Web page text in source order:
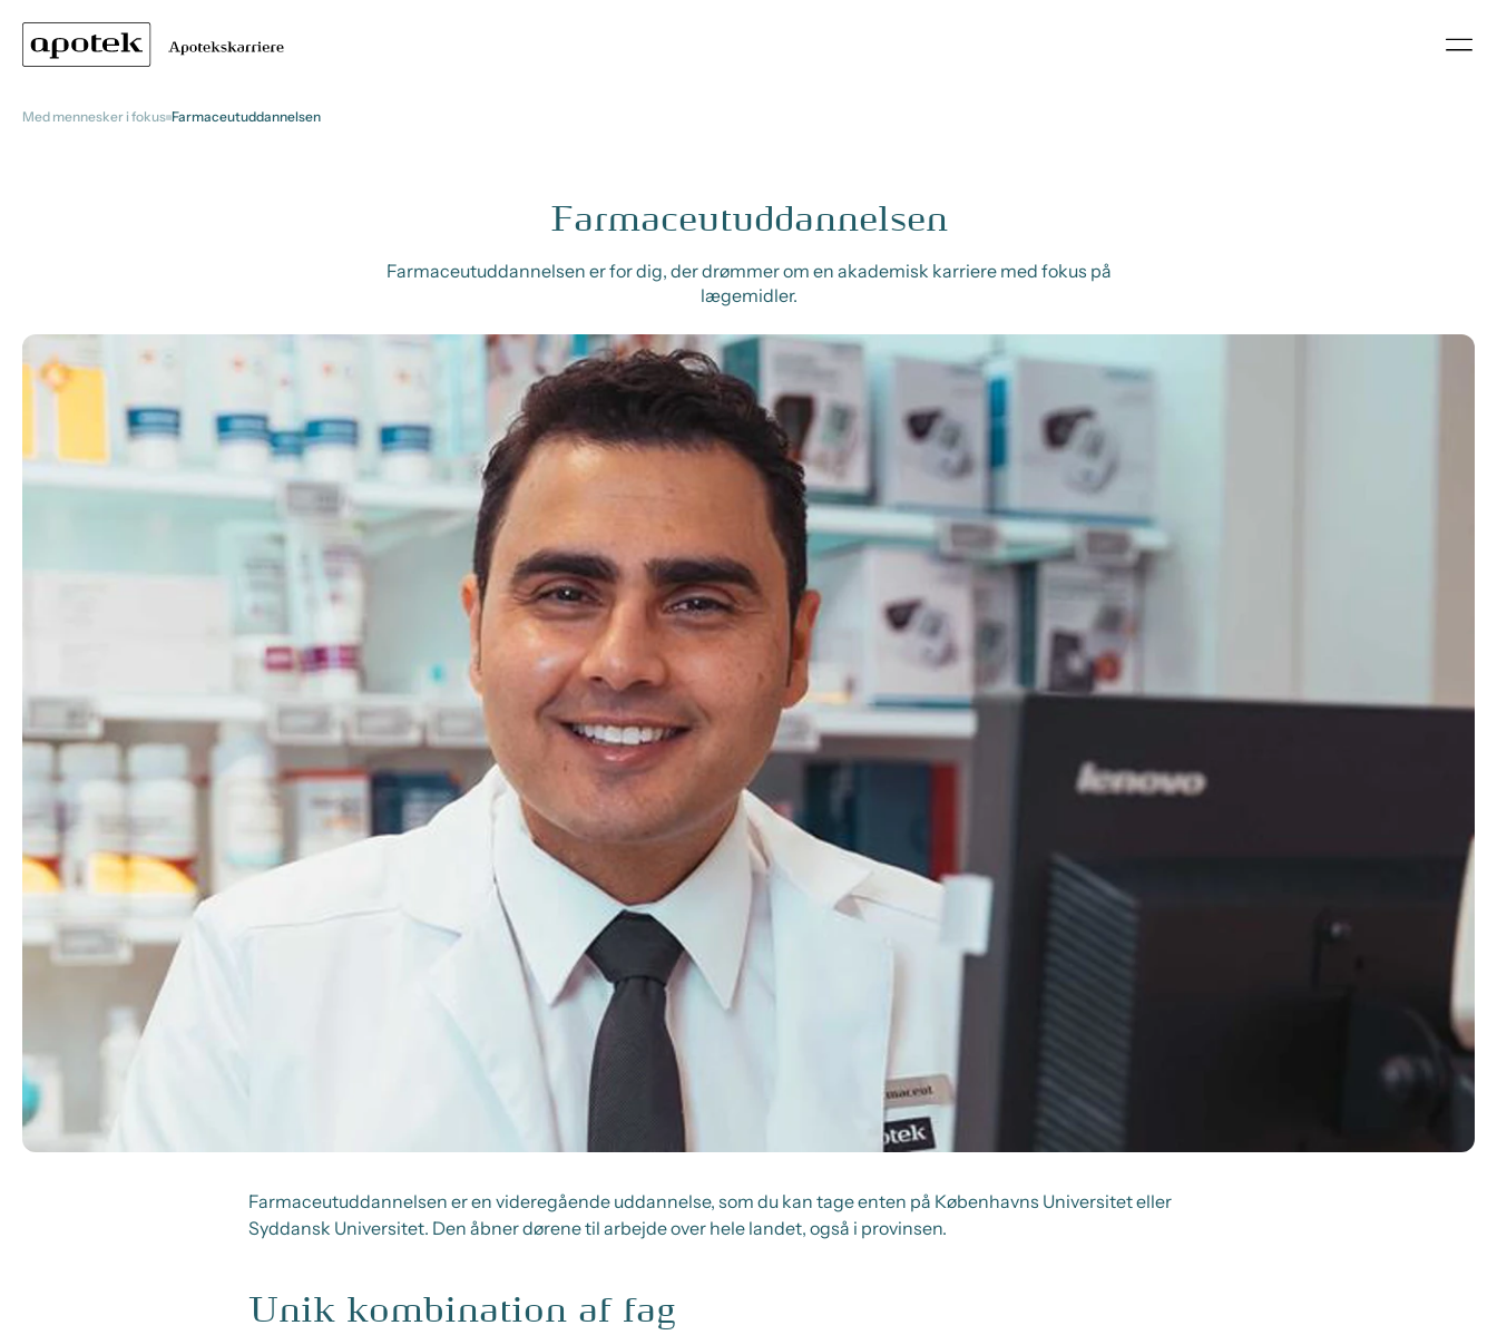
Med mennesker i fokus Farmaceutuddannelsen
Farmaceutuddannelsen
Farmaceutuddannelsen er for dig, der drømmer om en akademisk karriere med fokus på
lægemidler.
Farmaceutuddannelsen er en videregående uddannelse, som du kan tage enten på Københavns Universitet eller
Syddansk Universitet. Den åbner dørene til arbejde over hele landet, også i provinsen.
Unik kombination af fag